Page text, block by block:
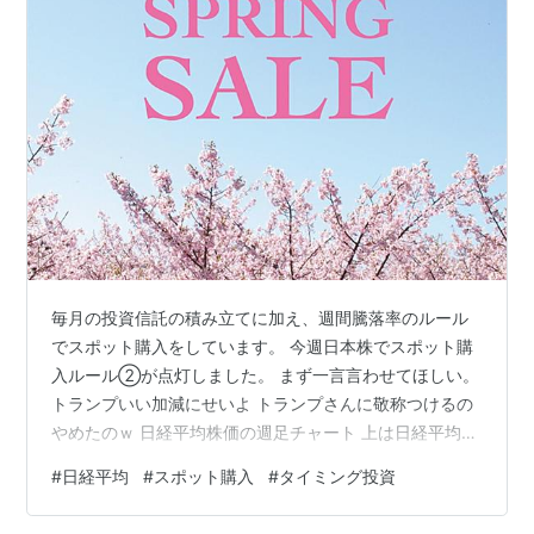
毎月の投資信託の積み立てに加え、週間騰落率のルール
でスポット購入をしています。 今週日本株でスポット購
入ルール②が点灯しました。 まず一言言わせてほしい。
トランプいい加減にせいよ トランプさんに敬称つけるの
やめたのｗ 日経平均株価の週足チャート 上は日経平均株
りました。 月曜日に高値からの下落率が-25%を日足で実
体で下抜けたので、スポット購入ルール②が発動しまし
#日経平均 #スポット購入 #タイミング投資